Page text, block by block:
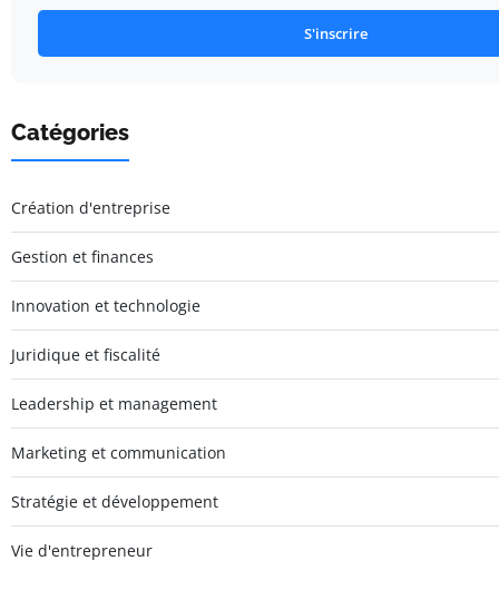
S'inscrire
Catégories
Création d'entreprise
Gestion et finances
Innovation et technologie
Juridique et fiscalité
Leadership et management
Marketing et communication
Stratégie et développement
Vie d'entrepreneur